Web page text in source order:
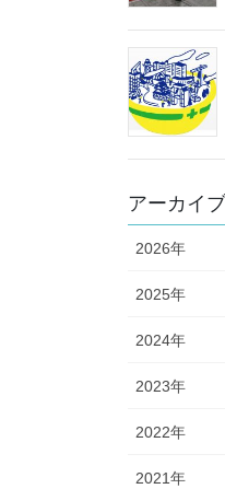
アーカイブ
2026年
2025年
2024年
2023年
2022年
2021年